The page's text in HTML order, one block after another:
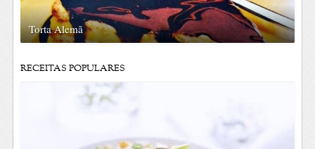
Torta Alemã
RECEITAS POPULARES